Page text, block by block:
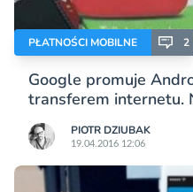
PŁATNOŚCI MOBILNE 2
Google promuje
transferem internetu.
PIOTR DZIUBAK
19.04.2016 12:06